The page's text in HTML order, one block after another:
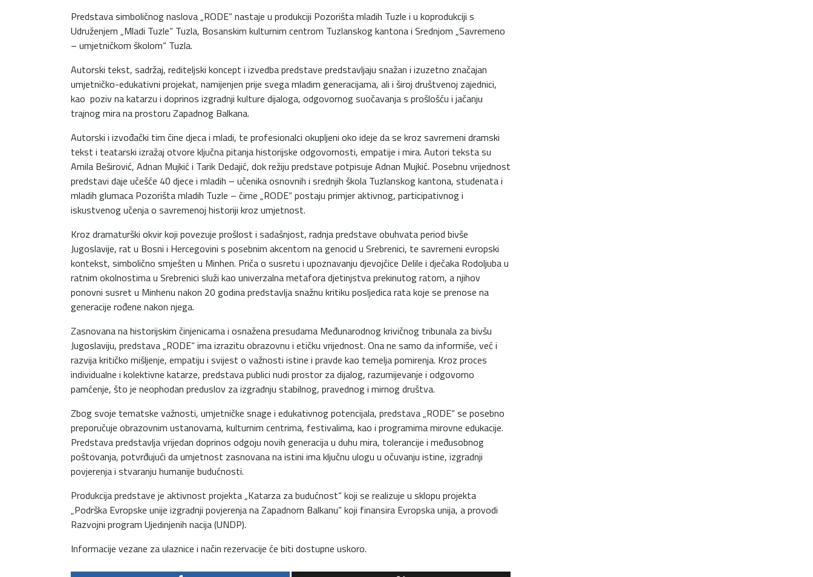
Predstava simboličnog naslova „RODE“ nastaje u produkciji Pozorišta mladih Tuzle i u koprodukciji s
Udruženjem „Mladi Tuzle“ Tuzla, Bosanskim kulturnim centrom Tuzlanskog kantona i Srednjom „Savremeno
– umjetničkom školom“ Tuzla.
Autorski tekst, sadržaj, rediteljski koncept i izvedba predstave predstavljaju snažan i izuzetno značajan
umjetničko-edukativni projekat, namijenjen prije svega mladim generacijama, ali i široj društvenoj zajednici,
kao poziv na katarzu i doprinos izgradnji kulture dijaloga, odgovornog suočavanja s prošlošću i jačanju
trajnog mira na prostoru Zapadnog Balkana.
Autorski i izvođački tim čine djeca i mladi, te profesionalci okupljeni oko ideje da se kroz savremeni dramski
tekst i teatarski izražaj otvore ključna pitanja historijske odgovornosti, empatije i mira. Autori teksta su
Amila Beširović, Adnan Mujkić i Tarik Dedajić, dok režiju predstave potpisuje Adnan Mujkić. Posebnu vrijednost
predstavi daje učešće 40 djece i mladih – učenika osnovnih i srednjih škola Tuzlanskog kantona, studenata i
mladih glumaca Pozorišta mladih Tuzle – čime „RODE“ postaju primjer aktivnog, participativnog i
iskustvenog učenja o savremenoj historiji kroz umjetnost.
Kroz dramaturški okvir koji povezuje prošlost i sadašnjost, radnja predstave obuhvata period bivše
Jugoslavije, rat u Bosni i Hercegovini s posebnim akcentom na genocid u Srebrenici, te savremeni evropski
kontekst, simbolično smješten u Minhen. Priča o susretu i upoznavanju djevojčice Delile i dječaka Rodoljuba u
ratnim okolnostima u Srebrenici služi kao univerzalna metafora djetinjstva prekinutog ratom, a njihov
ponovni susret u Minhenu nakon 20 godina predstavlja snažnu kritiku posljedica rata koje se prenose na
generacije rođene nakon njega.
Zasnovana na historijskim činjenicama i osnažena presudama Međunarodnog krivičnog tribunala za bivšu
Jugoslaviju, predstava „RODE“ ima izrazitu obrazovnu i etičku vrijednost. Ona ne samo da informiše, već i
razvija kritičko mišljenje, empatiju i svijest o važnosti istine i pravde kao temelja pomirenja. Kroz proces
individualne i kolektivne katarze, predstava publici nudi prostor za dijalog, razumijevanje i odgovorno
pamćenje, što je neophodan preduslov za izgradnju stabilnog, pravednog i mirnog društva.
Zbog svoje tematske važnosti, umjetničke snage i edukativnog potencijala, predstava „RODE“ se posebno
preporučuje obrazovnim ustanovama, kulturnim centrima, festivalima, kao i programima mirovne edukacije.
Predstava predstavlja vrijedan doprinos odgoju novih generacija u duhu mira, tolerancije i međusobnog
poštovanja, potvrđujući da umjetnost zasnovana na istini ima ključnu ulogu u očuvanju istine, izgradnji
povjerenja i stvaranju humanije budućnosti.
Produkcija predstave je aktivnost projekta „Katarza za budućnost“ koji se realizuje u sklopu projekta
„Podrška Evropske unije izgradnji povjerenja na Zapadnom Balkanu” koji finansira Evropska unija, a provodi
Razvojni program Ujedinjenih nacija (UNDP).
Informacije vezane za ulaznice i način rezervacije će biti dostupne uskoro.